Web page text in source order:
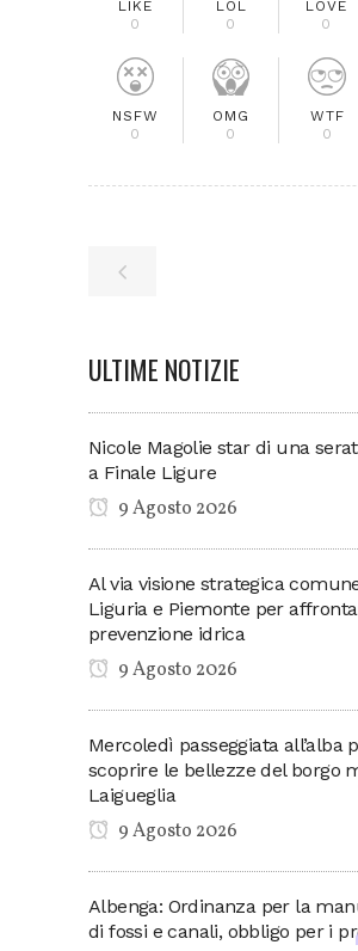
LIKE
0
LOL
0
LOVE
0
NSFW
0
OMG
0
WTF
0
ULTIME NOTIZIE
Nicole Magolie star di una
a Finale Ligure
9 Agosto 2026
Al via visione strategica
Liguria e Piemonte per
prevenzione idrica
9 Agosto 2026
Mercoledì passeggiata all’alba
scoprire le bellezze del borgo
Laigueglia
9 Agosto 2026
Albenga: Ordinanza per la
di fossi e canali, obbligo per i